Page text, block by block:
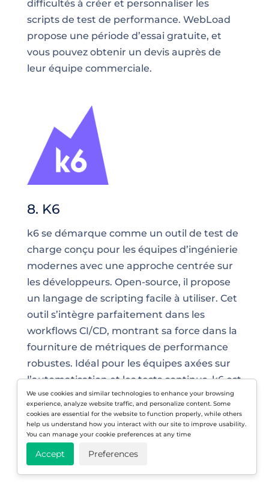
difficultés à créer et personnaliser les
scripts de test de performance. WebLoad
propose une période d’essai gratuite, et
vous pouvez obtenir un devis auprès de
leur équipe commerciale.
8. K6
k6 se démarque comme un outil de test de
charge conçu pour les équipes d’ingénierie
modernes avec une approche centrée sur
les développeurs. Open-source, il propose
un langage de scripting facile à utiliser. Cet
outil s’intègre parfaitement dans les
workflows CI/CD, montrant sa force dans la
fourniture de métriques de performance
robustes. Idéal pour les équipes axées sur
l’automatisation et les tests continus, k6 est
apprécié pour ses fonctionnalités
conviviales pour les développeurs. Il dispose
aussi d’une communauté d’utilisateurs
active avec laquelle vous pouvez interagir.
We use cookies and similar technologies to enhance your browsing
experience, analyze website traffic, and personalize content. Some
cookies are essential for the website to function properly, while others
help us understand how you interact with our site to improve usability.
You can manage your cookie preferences at any time
Accept Preferences